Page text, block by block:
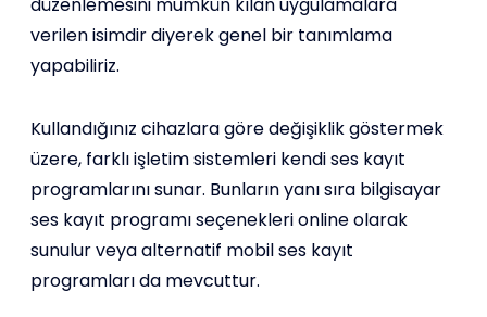
verilen isimdir diyerek genel bir tanımlama
yapabiliriz.
Kullandığınız cihazlara göre değişiklik göstermek
üzere, farklı işletim sistemleri kendi ses kayıt
programlarını sunar. Bunların yanı sıra bilgisayar
ses kayıt programı seçenekleri online olarak
sunulur veya alternatif mobil ses kayıt
programları da mevcuttur.